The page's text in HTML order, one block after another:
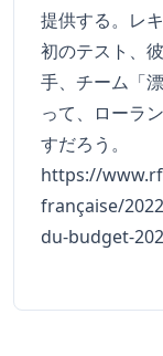
提供する。レ
初のテスト、
手、チーム「
って、ローラ
すだろう。
https://
française/
du-budget-